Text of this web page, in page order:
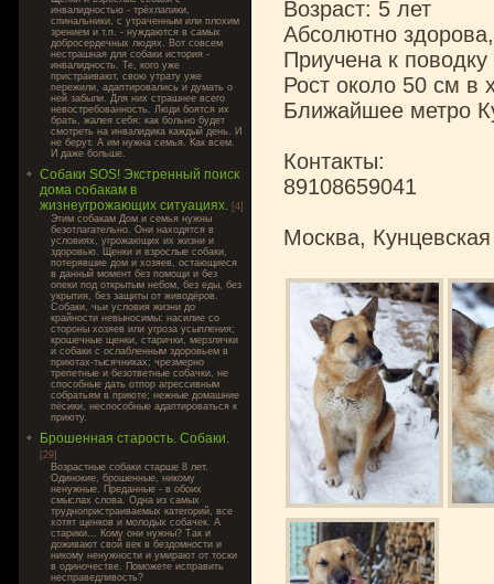
инвалидностью - трёхлапики,
спинальники, с утраченным или плохим
зрением и т.п. - нуждаются в самых
добросердечных людях. Вот совсем
нестрашная для собаки история -
инвалидность. Те, кого уже
пристраивают, свою утрату уже
пережили, адаптировались и думать о
ней забыли. Для них страшнее всего
невостребованность. Люди боятся их
брать, жалея себя: как больно будет
смотреть на инвалидика каждый день. И
не берут. А им нужна семья. Как всем.
И даже больше.
Собаки SOS! Экстренный поиск
дома собакам в
жизнеугрожающих ситуациях. [4]
Этим собакам Дом и семья нужны
безотлагательно. Они находятся в
условиях, угрожающих их жизни и
здоровью. Щенки и взрослые собаки,
потерявшие дом и хозяев, остающиеся
в данный момент без помощи и без
опеки под открытым небом, без еды, без
укрытия, без защиты от живодёров.
Собаки, чьи условия жизни до
крайности невыносимы: насилие со
стороны хозяев или угроза усыпления;
крошечные щенки, старички, мерзлячки
и собаки с ослабленным здоровьем в
приютах-тысячниках; чрезмерно
трепетные и безответные собачки, не
способные дать отпор агрессивным
собратьям в приюте; нежные домашние
пёсики, неспособные адаптироваться к
приюту.
Брошенная старость. Собаки.
[29]
Возрастные собаки старше 8 лет.
Одинокие, брошенные, никому
ненужные. Преданные - в обоих
смыслах слова. Одна из самых
труднопристраиваемых категорий, все
хотят щенков и молодых собачек. А
старики... Кому они нужны? Так и
доживают свой век в бездомности и
никому ненужности и умирают от тоски
в одиночестве. Поможете исправить
несправедливость?
Возраст: 5 лет
Абсолютно
Приучена к
Рост около 50 см в
Ближайшее метро
Контакты:
89108659041
Москва, Кунцевская